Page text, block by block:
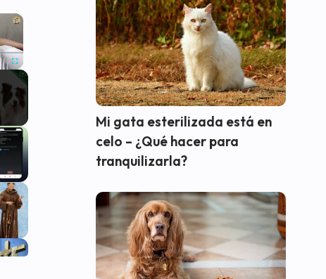
×
Fullscreen
Mi gata esterilizada está en
celo – ¿Qué hacer para
tranquilizarla?